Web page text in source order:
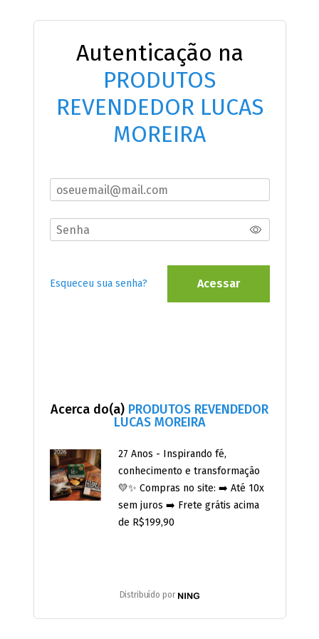
Acerca do(a) PRODUTOS REVENDEDOR
LUCAS MOREIRA
27 Anos - Inspirando fé,
conhecimento e transformação
💛✨ Compras no site: ➡️ Até 10x
sem juros ➡️ Frete grátis acima
de R$199,90
Distribuído por
Autenticação na
PRODUTOS
REVENDEDOR LUCAS
MOREIRA
Esqueceu sua senha? Acessar